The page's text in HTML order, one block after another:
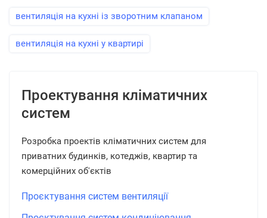
вентиляція на кухні із зворотним клапаном
вентиляція на кухні у квартирі
Проектування кліматичних
систем
Розробка проектів кліматичних систем для
приватних будинків, котеджів, квартир та
комерційних об'єктів
Проєктування систем вентиляції